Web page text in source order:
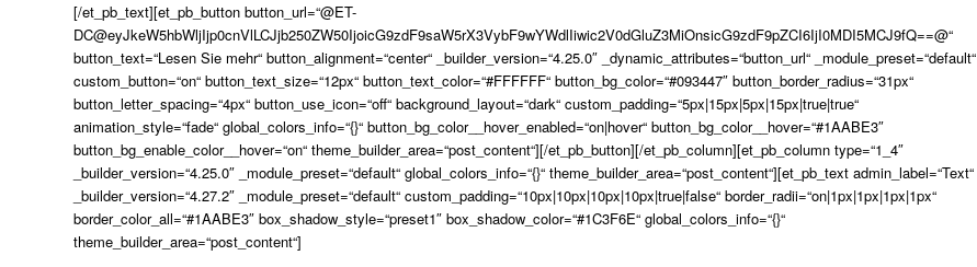
[/et_pb_text][et_pb_button button_url=“@ET-
DC@eyJkeW5hbWljIjp0cnVlLCJjb250ZW50IjoicG9zdF9saW5rX3VybF9wYWdlIiwic2V0dGluZ3MiOnsicG9zdF9pZCI6IjI0MDI5MCJ9fQ==@“
button_text=“Lesen Sie mehr“ button_alignment=“center“ _builder_version=“4.25.0″ _dynamic_attributes=“button_url“ _module_preset=“default“
custom_button=“on“ button_text_size=“12px“ button_text_color=“#FFFFFF“ button_bg_color=“#093447″ button_border_radius=“31px“
button_letter_spacing=“4px“ button_use_icon=“off“ background_layout=“dark“ custom_padding=“5px|15px|5px|15px|true|true“
animation_style=“fade“ global_colors_info=“{}“ button_bg_color__hover_enabled=“on|hover“ button_bg_color__hover=“#1AABE3″
button_bg_enable_color__hover=“on“ theme_builder_area=“post_content“][/et_pb_button][/et_pb_column][et_pb_column type=“1_4″
_builder_version=“4.25.0″ _module_preset=“default“ global_colors_info=“{}“ theme_builder_area=“post_content“][et_pb_text admin_label=“Text“
_builder_version=“4.27.2″ _module_preset=“default“ custom_padding=“10px|10px|10px|10px|true|false“ border_radii=“on|1px|1px|1px|1px“
border_color_all=“#1AABE3″ box_shadow_style=“preset1″ box_shadow_color=“#1C3F6E“ global_colors_info=“{}“
theme_builder_area=“post_content“]